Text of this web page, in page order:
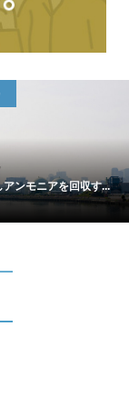
アンモニアを回収す...